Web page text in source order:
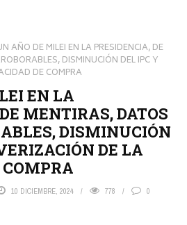
AÑO DE MILEI EN LA PRESIDENCIA, DE
DISMINUCIÓN DEL IPC Y
DE COMPRA
EN LA
MENTIRAS, DATOS
DISMINUCIÓN
DE LA
COMPRA
10 DICIEMBRE, 2024 778 0